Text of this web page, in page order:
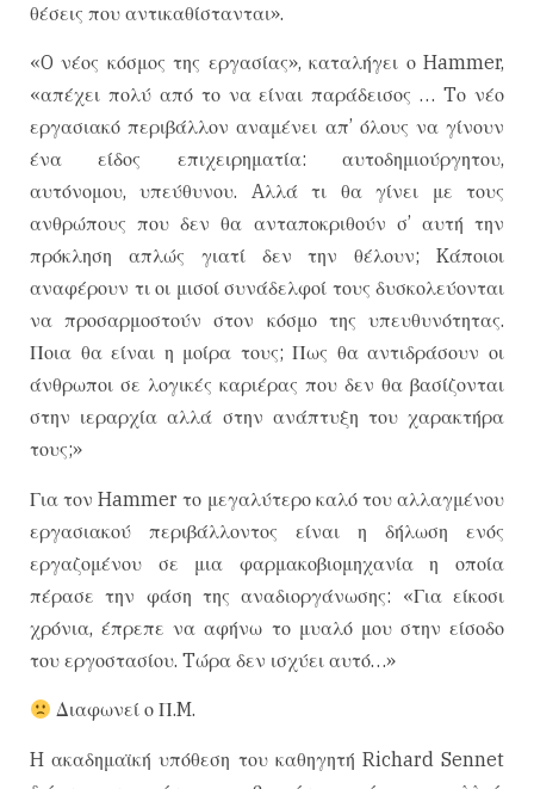
θέσεις που αντικαθίστανται».
«O νέος κόσμος της εργασίας», καταλήγει ο Hammer,
«απέχει πολύ από το να είναι παράδεισος … Tο νέο
εργασιακό περιβάλλον αναμένει απ’ όλους να γίνουν
ένα είδος επιχειρηματία: αυτοδημιούργητου,
αυτόνομου, υπεύθυνου. Aλλά τι θα γίνει με τους
ανθρώπους που δεν θα ανταποκριθούν σ’ αυτή την
πρόκληση απλώς γιατί δεν την θέλουν; Kάποιοι
αναφέρουν τι οι μισοί συνάδελφοί τους δυσκολεύονται
να προσαρμοστούν στον κόσμο της υπευθυνότητας.
Ποια θα είναι η μοίρα τους; Πως θα αντιδράσουν οι
άνθρωποι σε λογικές καριέρας που δεν θα βασίζονται
στην ιεραρχία αλλά στην ανάπτυξη του χαρακτήρα
τους;»
Για τον Hammer το μεγαλύτερο καλό του αλλαγμένου
εργασιακού περιβάλλοντος είναι η δήλωση ενός
εργαζομένου σε μια φαρμακοβιομηχανία η οποία
πέρασε την φάση της αναδιοργάνωσης: «Για είκοσι
χρόνια, έπρεπε να αφήνω το μυαλό μου στην είσοδο
του εργοστασίου. Tώρα δεν ισχύει αυτό…»
Διαφωνεί ο Π.M.
H ακαδημαϊκή υπόθεση του καθηγητή Richard Sennet